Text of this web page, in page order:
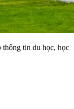
thông tin du học, học